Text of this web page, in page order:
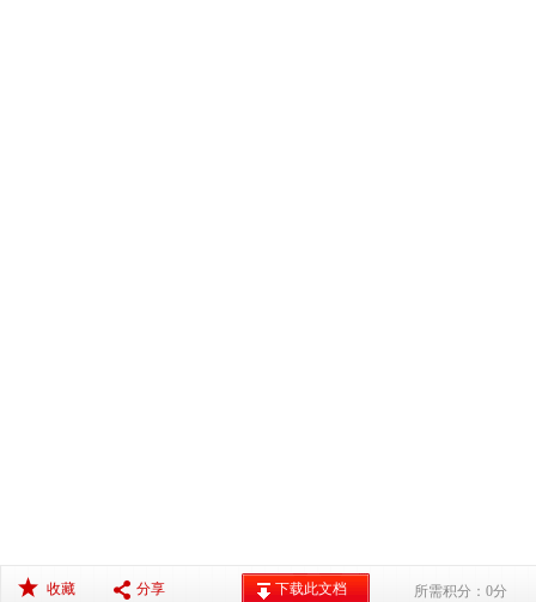
收藏 分享 下载此文档 所需积分：0分